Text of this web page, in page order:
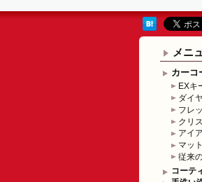
メニ
カーコ
EXキ
ダイ
フレ
クリ
アイ
マッ
従来
コーテ